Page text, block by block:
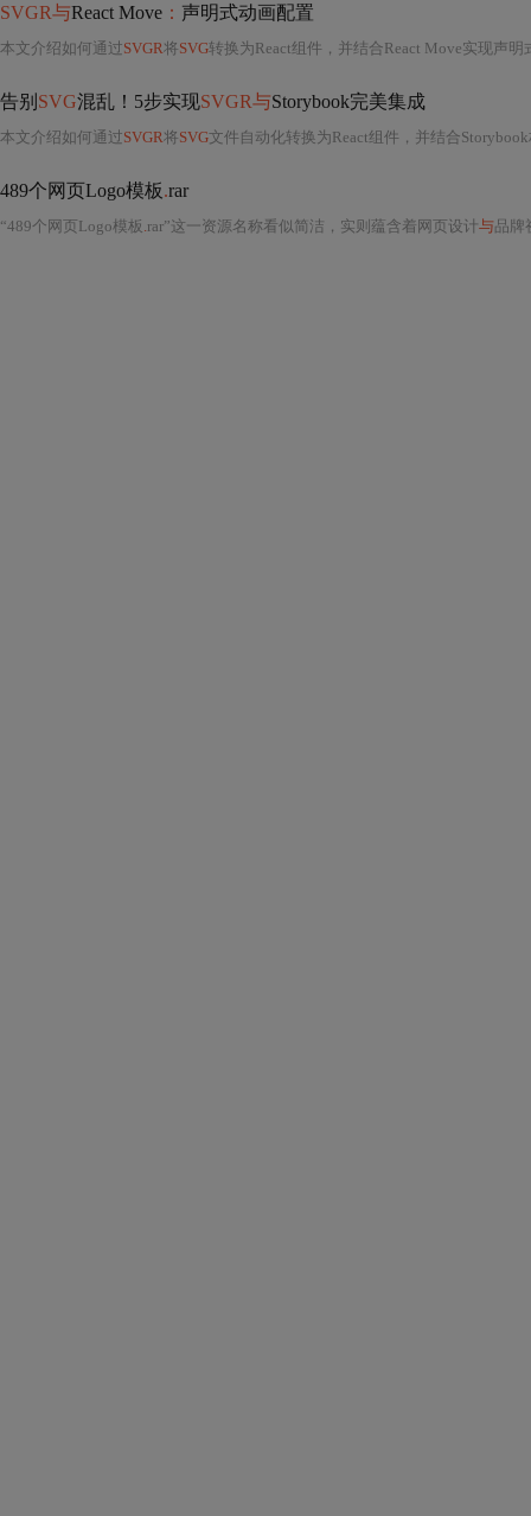
SVGR与React Move ： 声明式动画配置
本文介绍如何通过SVGR将SVG转换为React组件，并结合React Move实现声明式动画。涵盖核
告别 SVG混乱！5步实现SVGR与Storybook完美集成
本文介绍如何通过SVGR将SVG文件自动化转换为React组件，并结合Storybook构建可交互的图标文档系统。涵
489个网页Logo模板.rar
“489个网页Logo模板 .rar”这一资源名称看似简洁，实则蕴含着网页设计与品牌视觉系